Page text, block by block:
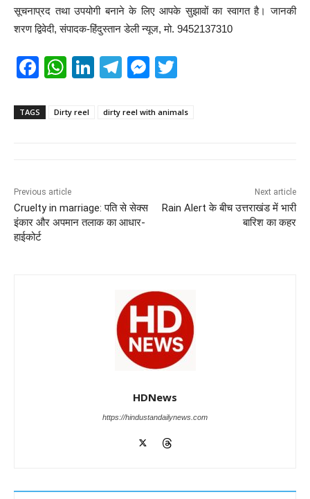
सूचनाप्रद तथा उपयोगी बनाने के लिए आपके सुझावों का स्वागत है। जानकी
शरण द्विवेदी, संपादक-हिंदुस्तान डेली न्यूज, मो. 9452137310
F
c
o
k
W
at
p
Li
k
T
e
M
ss
er
tt
TAGS Dirty reel dirty reel with animals
Previous article
Cruelty in marriage: पति से सेक्स
इंकार और अपमान तलाक का आधार-
हाईकोर्ट
Next article
Rain Alert के बीच उत्तराखंड में भारी
बारिश का कहर
HDNews
https://hindustandailynews.com